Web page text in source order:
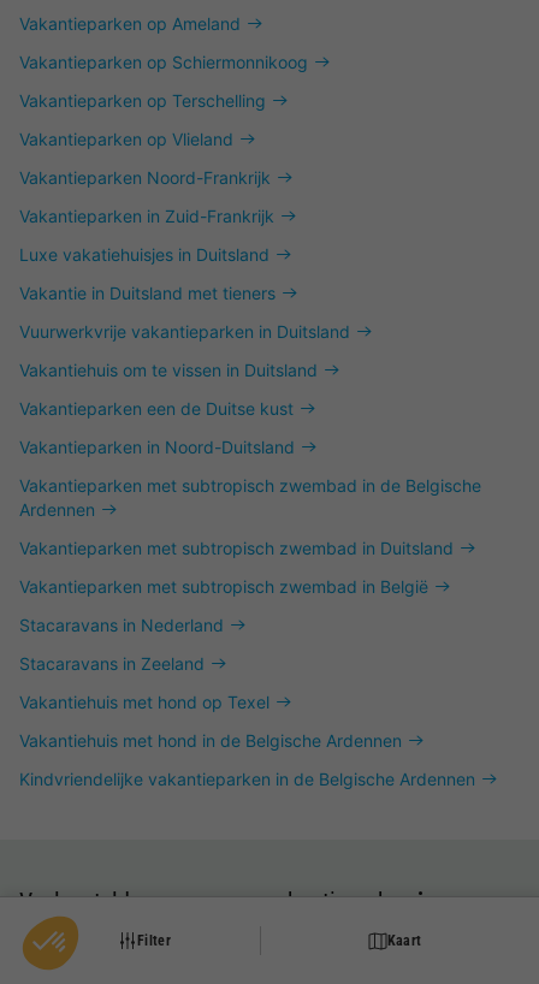
Filter Kaart
Vakantieparken op Ameland
Vakantieparken op Schiermonnikoog
Vakantieparken op Terschelling
Vakantieparken op Vlieland
Vakantieparken Noord-Frankrijk
Vakantieparken in Zuid-Frankrijk
Luxe vakatiehuisjes in Duitsland
Vakantie in Duitsland met tieners
Vuurwerkvrije vakantieparken in Duitsland
Vakantiehuis om te vissen in Duitsland
Vakantieparken een de Duitse kust
Vakantieparken in Noord-Duitsland
Vakantieparken met subtropisch zwembad in de Belgische
Ardennen
Vakantieparken met subtropisch zwembad in Duitsland
Vakantieparken met subtropisch zwembad in België
Stacaravans in Nederland
Stacaravans in Zeeland
Vakantiehuis met hond op Texel
Vakantiehuis met hond in de Belgische Ardennen
Kindvriendelijke vakantieparken in de Belgische Ardennen
Veelgestelde vragen over vakantieparken in
Duitsland